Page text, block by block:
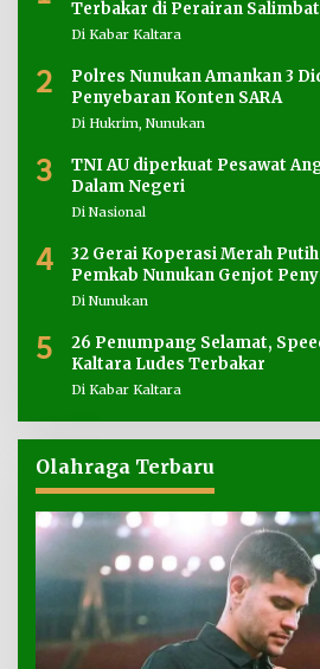
Terbakar di Perairan
Di Kabar Kaltara
2
Polres Nunukan Amankan 3
Penyebaran Konten SARA
Di Hukrim, Nunukan
3
TNI AU diperkuat Pesawat
Dalam Negeri
Di Nasional
4
32 Gerai Koperasi Merah
Pemkab Nunukan Genjot
Di Nunukan
5
26 Penumpang Selamat,
Kaltara Ludes Terbakar
Di Kabar Kaltara
Olahraga Terbaru